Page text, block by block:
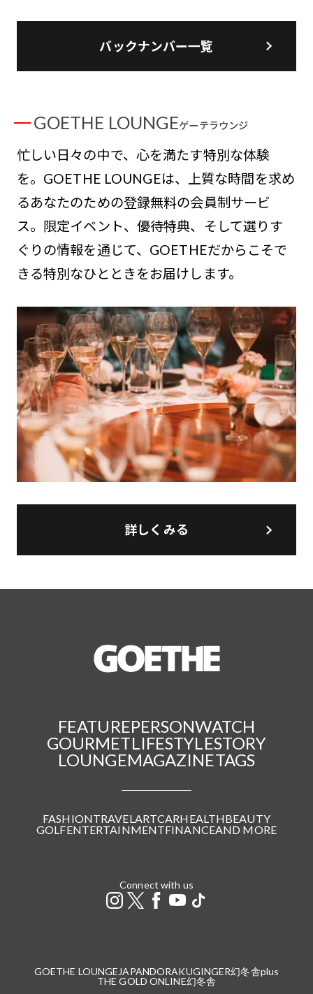
バックナンバー一覧
GOETHE LOUNGEゲーテラウンジ
忙しい日々の中で、心を満たす特別な体験
を。GOETHE LOUNGEは、上質な時間を求め
るあなたのための登録無料の会員制サービ
ス。限定イベント、優待特典、そして選りす
ぐりの情報を通じて、GOETHEだからこそで
きる特別なひとときをお届けします。
詳しくみる
FEATUREPERSONWATCH
GOURMETLIFESTYLESTORY
LOUNGEMAGAZINETAGS
FASHIONTRAVELARTCARHEALTHBEAUTY
GOLFENTERTAINMENTFINANCEAND MORE
Connect with us
GOETHE LOUNGE JAPANDORAKUGINGER幻冬舎plus
THE GOLD ONLINE幻冬舎